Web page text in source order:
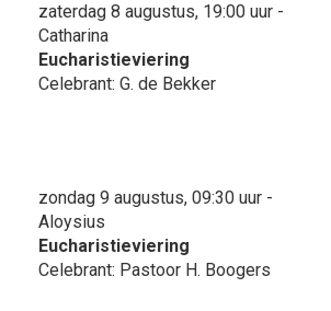
zaterdag 8 augustus, 19:00 uur -
Catharina
Eucharistieviering
Celebrant: G. de Bekker
zondag 9 augustus, 09:30 uur -
Aloysius
Eucharistieviering
Celebrant: Pastoor H. Boogers